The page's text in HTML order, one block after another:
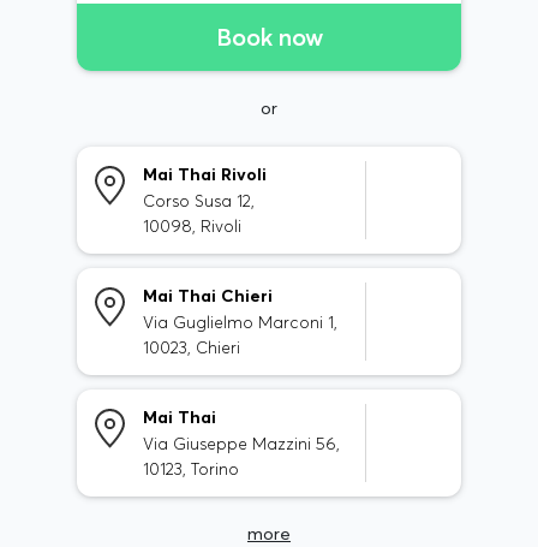
Book now
or
Mai Thai Rivoli
Corso Susa 12,
10098, Rivoli
Mai Thai Chieri
Via Guglielmo Marconi 1,
10023, Chieri
Mai Thai
Via Giuseppe Mazzini 56,
10123, Torino
more